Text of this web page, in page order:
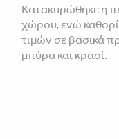
Κατακυρώθηκε η
χώρου, ενώ
τιμών σε βασικά
μπύρα και κρασί.